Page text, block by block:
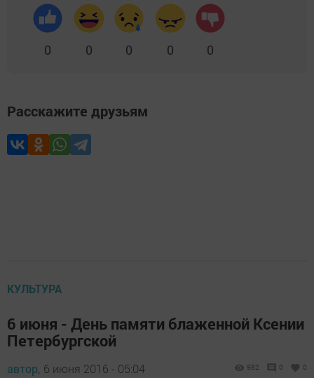
0 0 0 0 0
Расскажите друзьям
КУЛЬТУРА
6 июня - День памяти блаженной Ксении
Петербургской
автор, 6 июня 2016 - 05:04 982 0 0